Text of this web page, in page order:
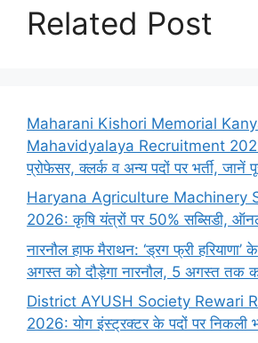
Related Post
Maharani Kishori Memorial
Mahavidyalaya Recruitment
प्रोफेसर, क्लर्क व अन्य पदों पर भर्ती, जानें
Haryana Agriculture Machinery
2026: कृषि यंत्रों पर 50% सब्सिडी,
नारनौल हाफ मैराथन: ‘ड्रग फ्री
अगस्त को दौड़ेगा नारनौल, 5 अगस्त तक
District AYUSH Society Rewari
2026: योग इंस्ट्रक्टर के पदों पर निकली